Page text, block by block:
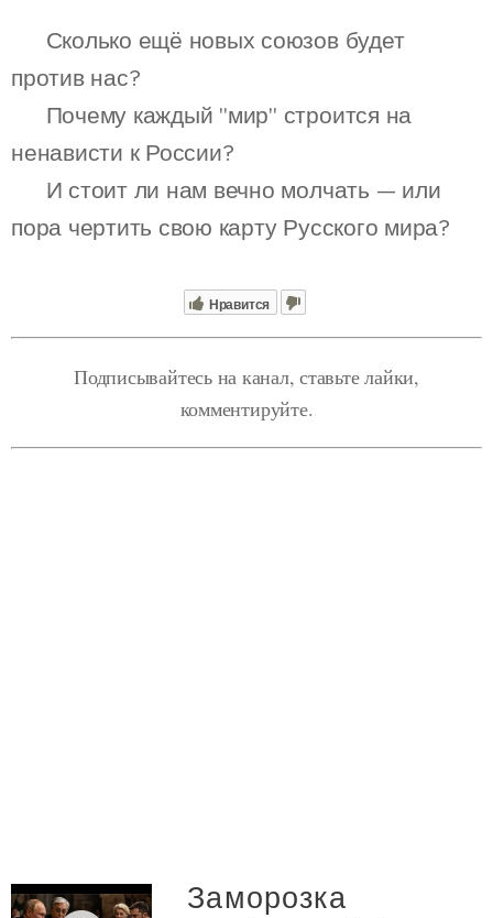
🔹 Сколько ещё новых союзов будет
против нас?
🔹 Почему каждый "мир" строится на
ненависти к России?
🔹 И стоит ли нам вечно молчать — или
пора чертить свою карту Русского мира?
Нравится
Подписывайтесь на канал, ставьте лайки,
комментируйте.
Заморозка